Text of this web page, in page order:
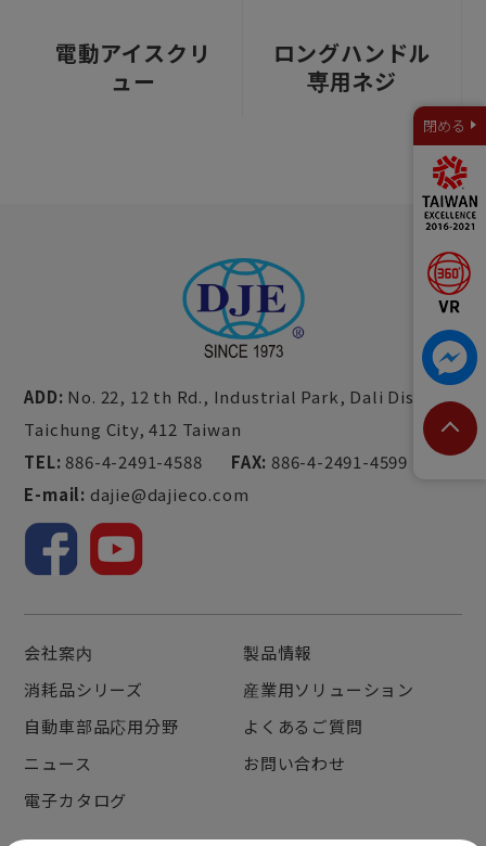
電動アイスクリ
ュー
ロングハンドル
専用ネジ
ADD: No. 22, 12 th Rd., Industrial Park, Dali Dist.,
Taichung City, 412 Taiwan
TEL: 886-4-2491-4588 FAX: 886-4-2491-4599
E-mail: dajie@dajieco.com
会社案内
製品情報
消耗品シリーズ
産業用ソリューション
自動車部品応用分野
よくあるご質問
ニュース
お問い合わせ
電子カタログ
閉める